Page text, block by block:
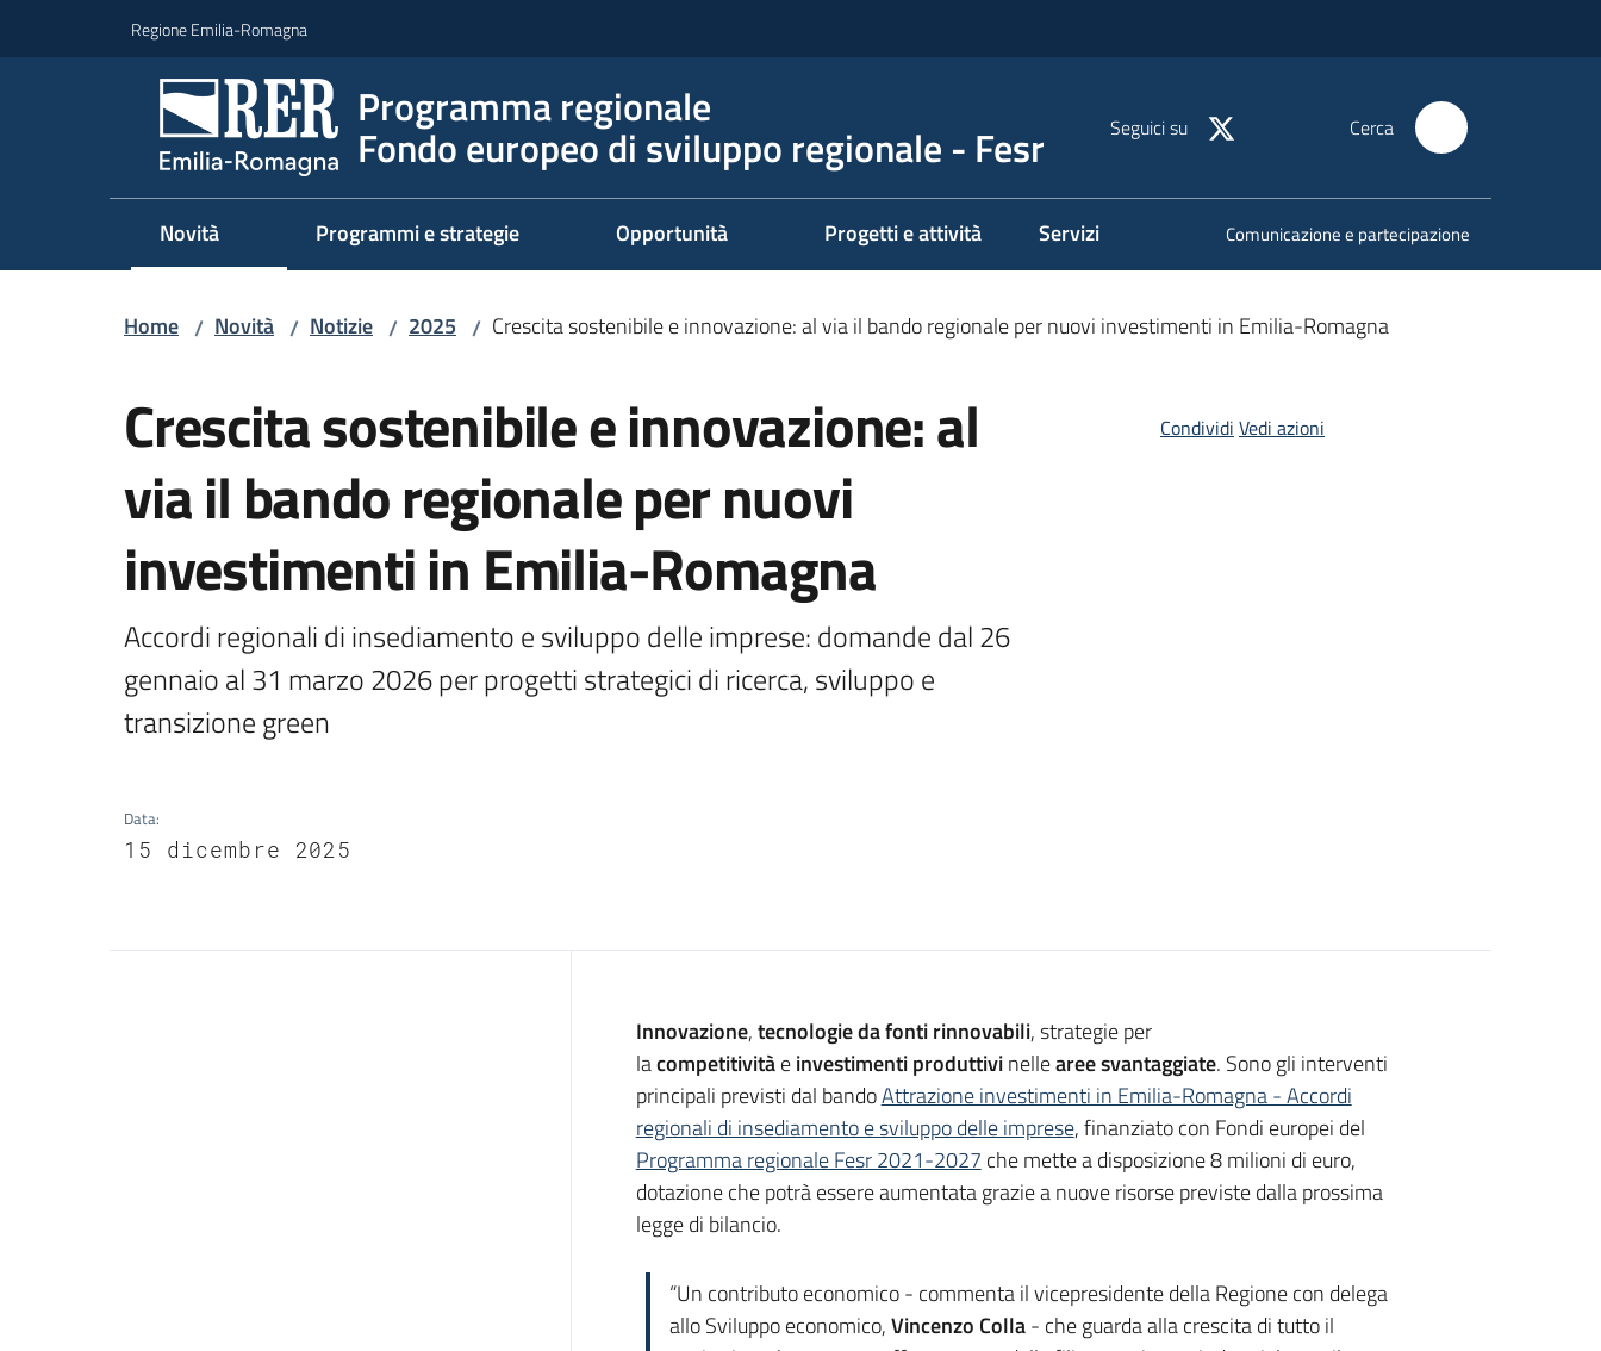
Regione Emilia-Romagna
Programma regionale
Fondo europeo di sviluppo regionale - Fesr Seguici su Cerca
Novità Programmi e strategie Opportunità Progetti e attività Servizi Comunicazione e partecipazione
Home / Novità / Notizie / 2025 / Crescita sostenibile e innovazione: al via il bando regionale per nuovi investimenti in Emilia-Romagna
Crescita sostenibile e innovazione: al
via il bando regionale per nuovi
investimenti in Emilia-Romagna
Accordi regionali di insediamento e sviluppo delle imprese: domande dal 26
gennaio al 31 marzo 2026 per progetti strategici di ricerca, sviluppo e
transizione green
Data:
15 dicembre 2025
Condividi Vedi azioni
Introduzione
Innovazione,tecnologie da fonti rinnovabili, strategie per
lacompetitivitàeinvestimenti produttivinellearee svantaggiate. Sono gli interventi
principali previsti dal bandoAttrazione investimenti in Emilia-Romagna - Accordi
regionali di insediamento e sviluppo delle imprese, finanziato con Fondi europei del
Programma regionale Fesr 2021-2027 che mette a disposizione 8 milioni di euro,
dotazione che potrà essere aumentata grazie a nuove risorse previste dalla prossima
legge di bilancio.
“Un contributo economico - commenta il vicepresidente della Regione con delega
allo Sviluppo economico,Vincenzo Colla- che guarda alla crescita di tutto il